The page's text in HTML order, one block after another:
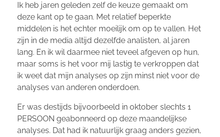
Ik heb jaren geleden zelf de keuze gemaakt om
deze kant op te gaan. Met relatief beperkte
middelen is het echter moeilijk om op te vallen. Het
zijn in de media altijd dezelfde analisten, al jaren
lang. En ik wil daarmee niet teveel afgeven op hun,
maar soms is het voor mij lastig te verkroppen dat
ik weet dat mijn analyses op zijn minst niet voor de
analyses van anderen onderdoen.
Er was destijds bijvoorbeeld in oktober slechts 1
PERSOON geabonneerd op deze maandelijkse
analyses. Dat had ik natuurlijk graag anders gezien,